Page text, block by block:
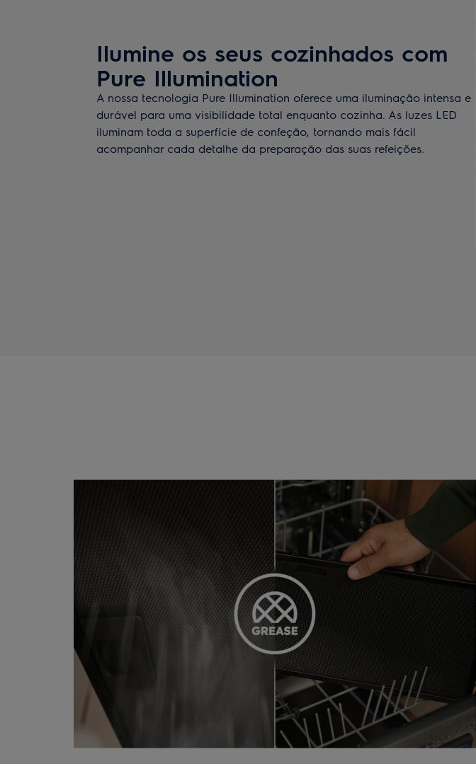
Ilumine os seus cozinhados com
Pure Illumination
A nossa tecnologia Pure Illumination oferece uma iluminação intensa e
durável para uma visibilidade total enquanto cozinha. As luzes LED
iluminam toda a superfície de confeção, tornando mais fácil
acompanhar cada detalhe da preparação das suas refeições.